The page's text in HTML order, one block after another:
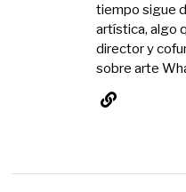
tiempo sigue
artística, algo
director y
sobre arte